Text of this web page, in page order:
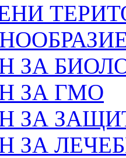
ЗА
ЗА ГМО
ЗА
ЗА